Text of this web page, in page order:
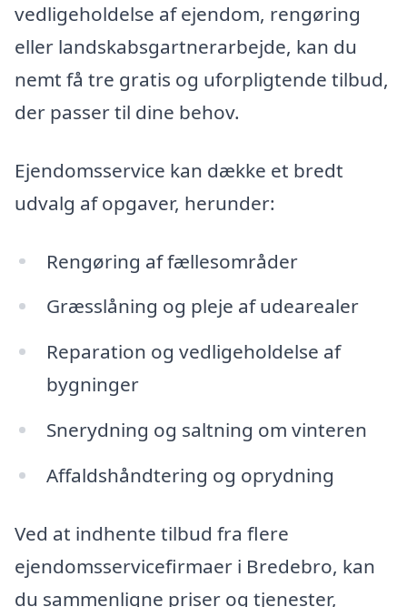
vedligeholdelse af ejendom, rengøring
eller landskabsgartnerarbejde, kan du
nemt få tre gratis og uforpligtende tilbud,
der passer til dine behov.
Ejendomsservice kan dække et bredt
udvalg af opgaver, herunder:
Rengøring af fællesområder
Græsslåning og pleje af udearealer
Reparation og vedligeholdelse af
bygninger
Snerydning og saltning om vinteren
Affaldshåndtering og oprydning
Ved at indhente tilbud fra flere
ejendomsservicefirmaer i Bredebro, kan
du sammenligne priser og tjenester,